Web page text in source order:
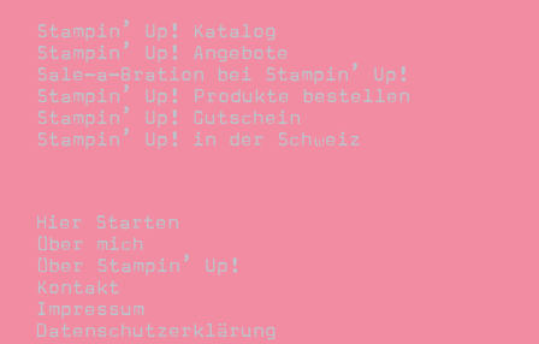
Stampin’ Up! Katalog
Stampin’ Up! Angebote
Sale-a-Bration bei Stampin’ Up!
Stampin’ Up! Produkte bestellen
Stampin’ Up! Gutschein
Stampin’ Up! in der Schweiz
Hier Starten
Über mich
Über Stampin’ Up!
Kontakt
Impressum
Datenschutzerklärung